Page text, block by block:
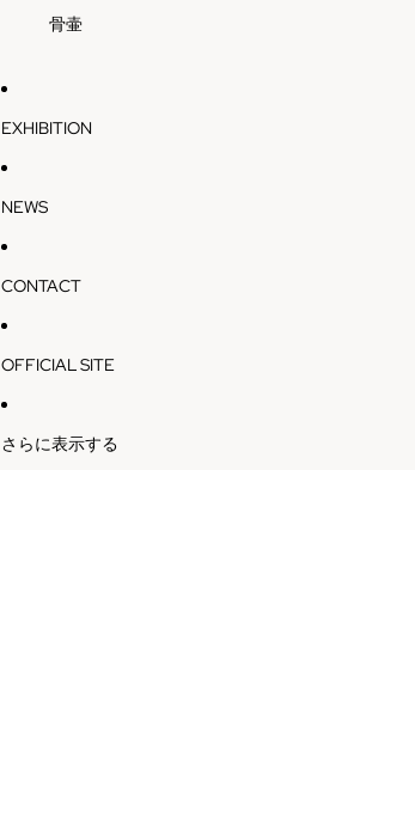
骨壷
EXHIBITION
NEWS
CONTACT
OFFICIAL SITE
さらに表示する